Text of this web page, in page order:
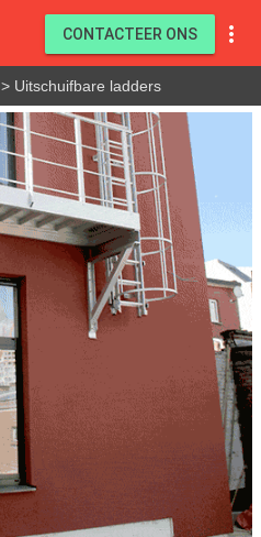
CONTACTEER ONS 
> Uitschuifbare ladders